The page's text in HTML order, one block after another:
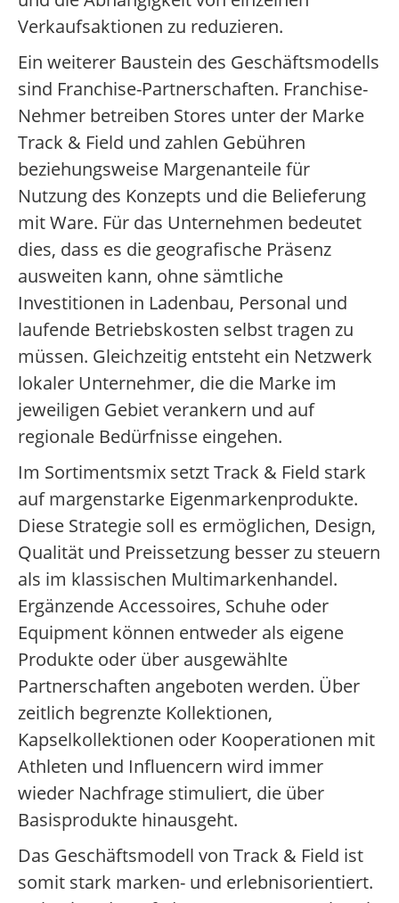
Verkaufsaktionen zu reduzieren.
Ein weiterer Baustein des Geschäftsmodells
sind Franchise-Partnerschaften. Franchise-
Nehmer betreiben Stores unter der Marke
Track & Field und zahlen Gebühren
beziehungsweise Margenanteile für
Nutzung des Konzepts und die Belieferung
mit Ware. Für das Unternehmen bedeutet
dies, dass es die geografische Präsenz
ausweiten kann, ohne sämtliche
Investitionen in Ladenbau, Personal und
laufende Betriebskosten selbst tragen zu
müssen. Gleichzeitig entsteht ein Netzwerk
lokaler Unternehmer, die die Marke im
jeweiligen Gebiet verankern und auf
regionale Bedürfnisse eingehen.
Im Sortimentsmix setzt Track & Field stark
auf margenstarke Eigenmarkenprodukte.
Diese Strategie soll es ermöglichen, Design,
Qualität und Preissetzung besser zu steuern
als im klassischen Multimarkenhandel.
Ergänzende Accessoires, Schuhe oder
Equipment können entweder als eigene
Produkte oder über ausgewählte
Partnerschaften angeboten werden. Über
zeitlich begrenzte Kollektionen,
Kapselkollektionen oder Kooperationen mit
Athleten und Influencern wird immer
wieder Nachfrage stimuliert, die über
Basisprodukte hinausgeht.
Das Geschäftsmodell von Track & Field ist
somit stark marken- und erlebnisorientiert.